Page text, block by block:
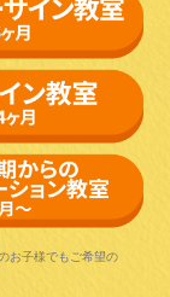
お子様でもご希望の